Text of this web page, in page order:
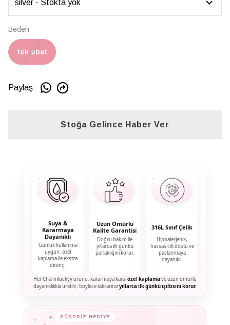
Beden
tek ebat
Paylaş:
Stoğa Gelince Haber Ver
Suya &
Kararmaya
Dayanıklı
Günlük kullanıma
uygun, özel
kaplama ile ekstra
direnç.
Uzun Ömürlü
Kalite Garantisi
Doğru bakım ile
yıllarca ilk günkü
parlaklığını korur.
316L Sınıf Çelik
Hipoalerjenik,
hassas cilt dostu ve
paslanmaya
dayanıklı.
Her Charmluckyy ürünü, kararmaya karşıözel kaplama ve uzun ömürlü
dayanıklılıkla üretilir; böylece takılarınızyıllarca ilk günkü ışıltısını korur.
✦ SÜRPRİZ HEDİYE